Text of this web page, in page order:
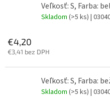
Veľkosť: S, Farba:
Skladom (>5 ks) |
€4,20
€3,41 bez DPH
Veľkosť: S, Farba:
Skladom (>5 ks) |